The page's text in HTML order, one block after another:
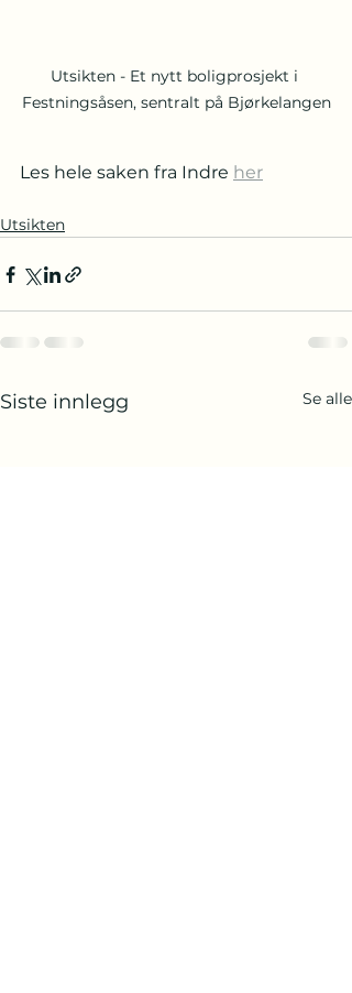
Utsikten - Et nytt boligprosjekt i
Festningsåsen, sentralt på Bjørkelangen
Les hele saken fra Indre her
Utsikten
Siste innlegg Se alle